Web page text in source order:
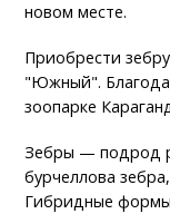
новом месте.
Приобрести
"Южный".
зоопарке
Зебры — подрод
бурчеллова
Гибридные